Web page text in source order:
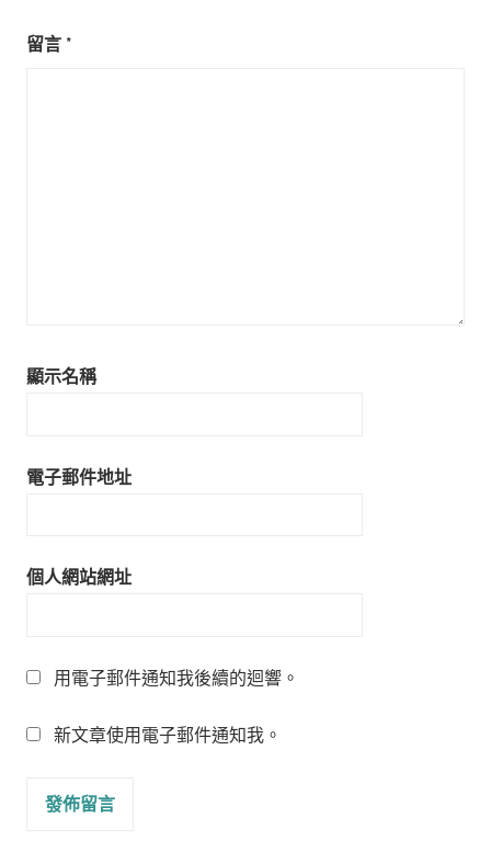
留言 *
顯示名稱
電子郵件地址
個人網站網址
用電子郵件通知我後續的迴響。
新文章使用電子郵件通知我。